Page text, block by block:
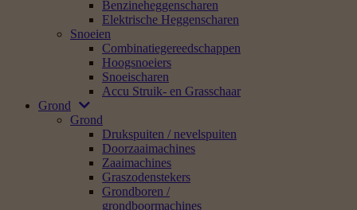
Benzineheggenscharen
Elektrische Heggenscharen
Snoeien
Combinatiegereedschappen
Hoogsnoeiers
Snoeischaren
Accu Struik- en Grasschaar
Grond
Grond
Drukspuiten / nevelspuiten
Doorzaaimachines
Zaaimachines
Graszodenstekers
Grondboren /
grondboormachines